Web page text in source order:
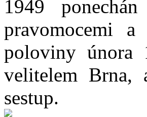
1949
pravomocemi
poloviny února
velitelem Brna,
sestup.